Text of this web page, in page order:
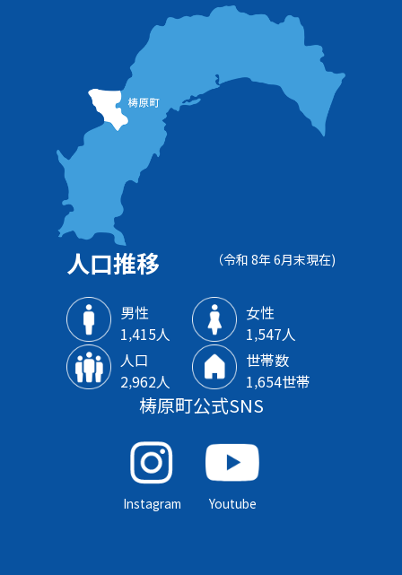
人口推移 （令和 8年 6月末現在)
男性
1‚415人
女性
1‚547人
人口
2‚962人
世帯数
1‚654世帯
梼原町公式SNS
Instagram Youtube